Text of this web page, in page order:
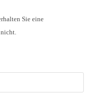
Sie eine
nicht.